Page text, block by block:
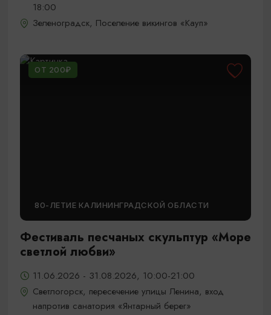
18:00
Зеленоградск, Поселение викингов «Кауп»
ОТ 200₽
80-ЛЕТИЕ КАЛИНИНГРАДСКОЙ ОБЛАСТИ
Фестиваль песчаных скульптур «Море
светлой любви»
11.06.2026 - 31.08.2026, 10:00-21:00
Светлогорск, пересечение улицы Ленина, вход
напротив санатория «Янтарный берег»